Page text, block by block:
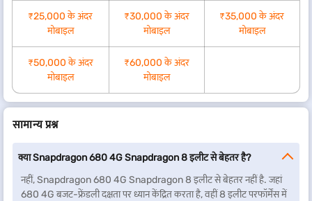
₹25,000 के अंदर
मोबाइल
₹30,000 के अंदर
मोबाइल
₹35,000 के अंदर
मोबाइल
₹50,000 के अंदर
मोबाइल
₹60,000 के अंदर
मोबाइल
सामान्य प्रश्न
क्या Snapdragon 680 4G Snapdragon 8 इलीट से बेहतर है?
नहीं, Snapdragon 680 4G Snapdragon 8 इलीट से बेहतर नहीं है. जहां
680 4G बजट-फ्रेंडली दक्षता पर ध्यान केंद्रित करता है, वहीं 8 इलीट परफॉर्मेंस में